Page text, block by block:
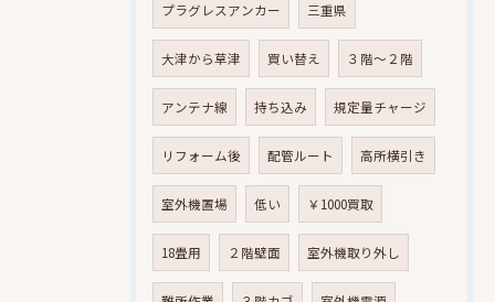
プラグレスアンカー 三重県
大津から草津 買い替え ３階～２階
アンテナ線 持ち込み 規定量チャージ
リフォーム後 配管ルート 高所横引き
室外機置場 低い ￥1000買取
18畳用 ２階壁面 室外機取り外し